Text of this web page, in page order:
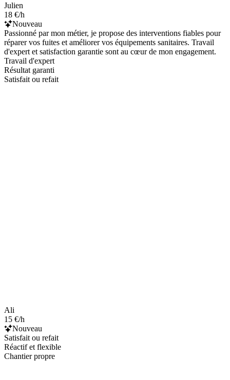
Julien
18 €/h
Nouveau
Passionné par mon métier, je propose des interventions fiables pour
réparer vos fuites et améliorer vos équipements sanitaires. Travail
d'expert et satisfaction garantie sont au cœur de mon engagement.
Travail d'expert
Résultat garanti
Satisfait ou refait
Ali
15 €/h
Nouveau
Satisfait ou refait
Réactif et flexible
Chantier propre